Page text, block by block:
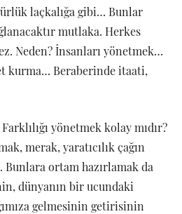
laçkalığa gibi… Bunlar
mutlaka. Herkes
Neden? İnsanları yönetmek…
kurma… Beraberinde itaati,
yönetmek kolay mıdır?
merak, yaratıcılık çağın
Bunlara ortam hazırlamak da
dünyanın bir ucundaki
gelmesinin getirisinin